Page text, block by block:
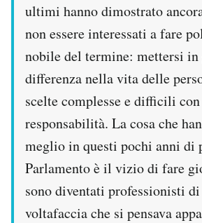
ultimi hanno dimostrato
non essere interessati a fare
nobile del termine: mettersi
differenza nella vita delle
scelte complesse e difficili con
responsabilità. La cosa che
meglio in questi pochi anni di
Parlamento è il vizio di fare
sono diventati professionisti
voltafaccia che si pensava